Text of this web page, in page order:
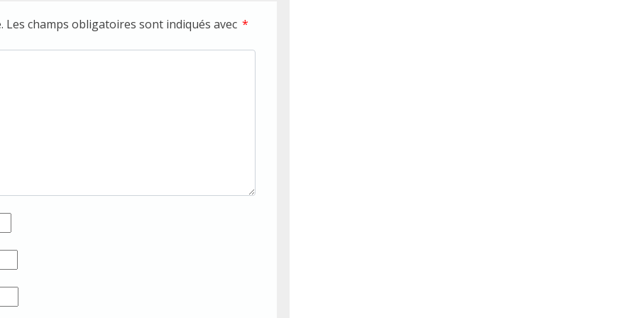
Les champs obligatoires sont indiqués avec *